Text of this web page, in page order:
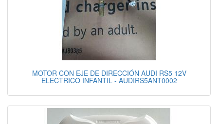
MOTOR CON EJE DE DIRECCIÓN AUDI RS5 12V
ELECTRICO INFANTIL - AUDIRS5ANT0002